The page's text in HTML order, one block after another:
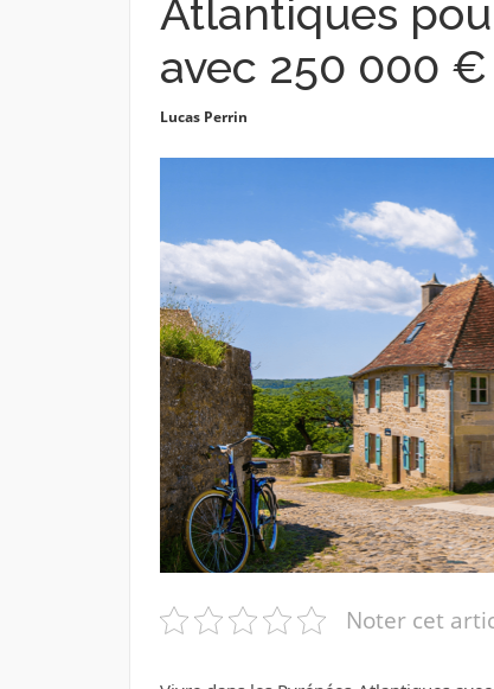
Atlantiques
avec 250 000 €
Lucas Perrin
Noter cet